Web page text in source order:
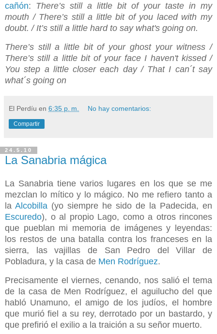
cañón: There’s still a little bit of your taste in my
mouth / There’s still a little bit of you laced with my
doubt. / It’s still a little hard to say what's going on.
There’s still a little bit of your ghost your witness /
There’s still a little bit of your face I haven't kissed /
You step a little closer each day / That I can´t say
what´s going on
El Perdíu en 6:35 p. m. No hay comentarios:
Compartir
24.5.10
La Sanabria mágica
La Sanabria tiene varios lugares en los que se me
mezclan lo mítico y lo mágico. No me refiero tanto a
la Alcobilla (yo siempre he sido de la Padecida, en
Escuredo), o al propio Lago, como a otros rincones
que pueblan mi memoria de imágenes y leyendas:
los restos de una batalla contra los franceses en la
sierra, las vajillas de San Pedro del Villar de
Pobladura, y la casa de Men Rodríguez.
Precisamente el viernes, cenando, nos salió el tema
de la casa de Men Rodríguez, el aguilucho del que
habló Unamuno, el amigo de los judíos, el hombre
que murió fiel a su rey, derrotado por un bastardo, y
que prefirió el exilio a la traición a su señor muerto.